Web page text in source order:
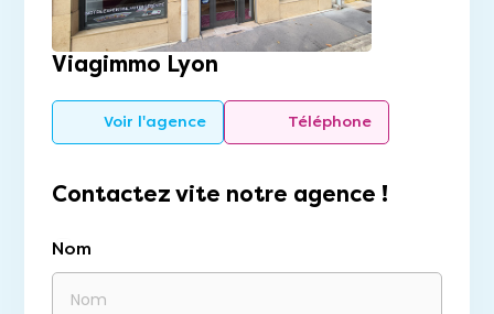
Viagimmo Lyon
Voir l'agence Téléphone
Contactez vite notre agence !
Nom